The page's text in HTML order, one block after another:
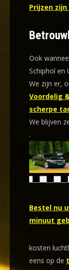
Prijzen
Ook
Schiphol en
We zijn er,
Voordelig
scherpe
We blijven
.
Bestel nu
minuut
kosten
eens op de